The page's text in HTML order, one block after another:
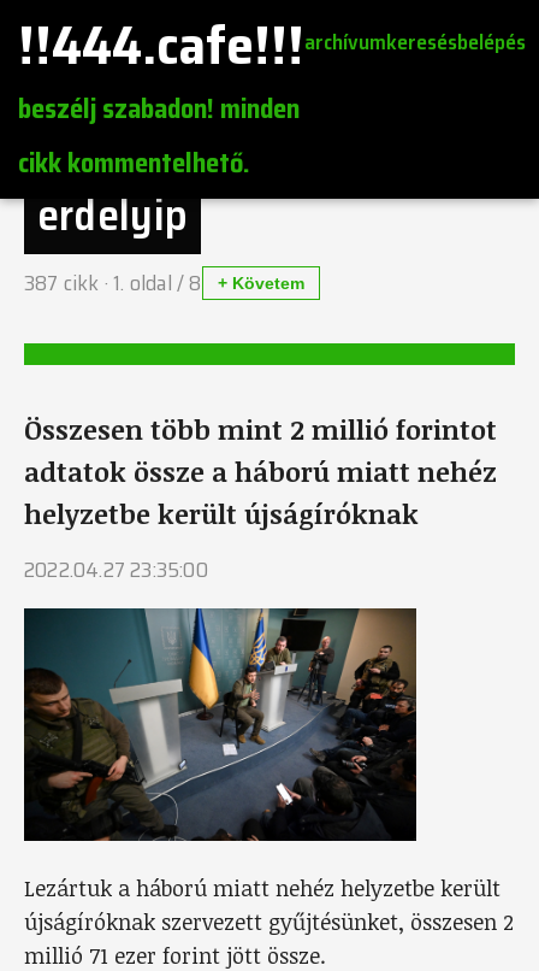
!!444.cafe!!!
beszélj szabadon! minden
cikk kommentelhető.
archívumkeresésbelépés
erdelyip
387 cikk · 1. oldal /8 + Követem
Összesen több mint 2 millió forintot
adtatok össze a háború miatt nehéz
helyzetbe került újságíróknak
2022.04.27 23:35:00
Lezártuk a háború miatt nehéz helyzetbe került
újságíróknak szervezett gyűjtésünket, összesen 2
millió 71 ezer forint jött össze.